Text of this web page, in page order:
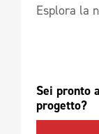
Esplora la
Sei pronto
progetto?